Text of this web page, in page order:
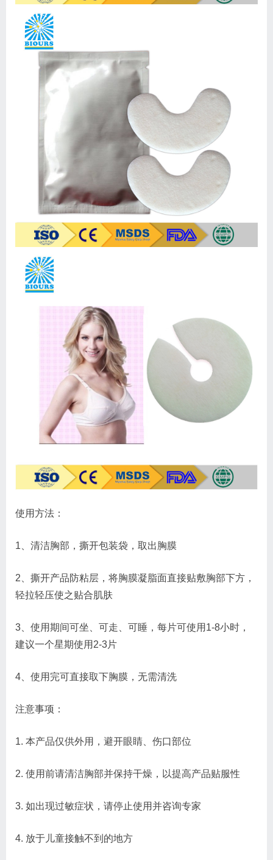
使用方法：
1、清洁胸部，撕开包装袋，取出胸膜
2、撕开产品防粘层，将胸膜凝脂面直接贴敷胸部下方，
轻拉轻压使之贴合肌肤
3、使用期间可坐、可走、可睡，每片可使用1-8小时，
建议一个星期使用2-3片
4、使用完可直接取下胸膜，无需清洗
注意事项：
1. 本产品仅供外用，避开眼睛、伤口部位
2. 使用前请清洁胸部并保持干燥，以提高产品贴服性
3. 如出现过敏症状，请停止使用并咨询专家
4. 放于儿童接触不到的地方